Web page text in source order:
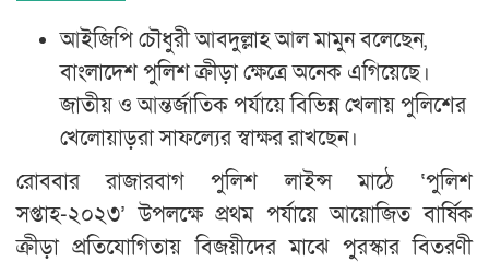
আইজিপি চৌধুরী আবদুল্লাহ আল মামুন বলেছেন,
বাংলাদেশ পুলিশ ক্রীড়া ক্ষেত্রে অনেক এগিয়েছে।
জাতীয় ও আন্তর্জাতিক পর্যায়ে বিভিন্ন খেলায় পুলিশের
খেলোয়াড়রা সাফল্যের স্বাক্ষর রাখছেন।
রোববার রাজারবাগ পুলিশ লাইন্স মাঠে ‘পুলিশ
সপ্তাহ-২০২৩’ উপলক্ষে প্রথম পর্যায়ে আয়োজিত বার্ষিক
ক্রীড়া প্রতিযোগিতায় বিজয়ীদের মাঝে পুরস্কার বিতরণী